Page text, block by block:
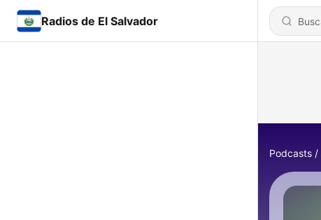
Radios de El Salvador
Podcasts